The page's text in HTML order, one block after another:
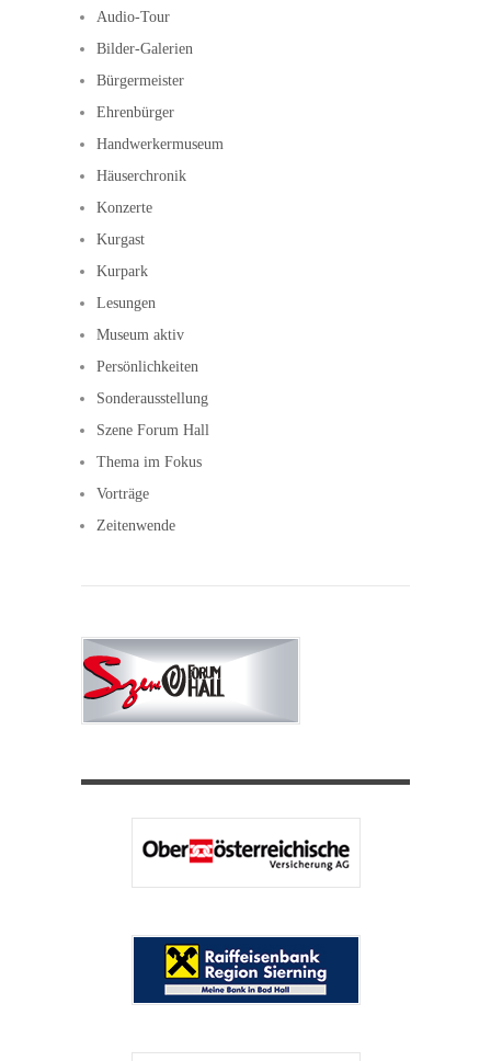
Audio-Tour
Bilder-Galerien
Bürgermeister
Ehrenbürger
Handwerkermuseum
Häuserchronik
Konzerte
Kurgast
Kurpark
Lesungen
Museum aktiv
Persönlichkeiten
Sonderausstellung
Szene Forum Hall
Thema im Fokus
Vorträge
Zeitenwende